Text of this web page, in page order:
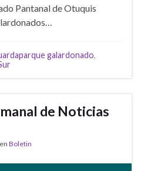
Pantanal de Otuquis
galardonado,
de Noticias
en Boletin